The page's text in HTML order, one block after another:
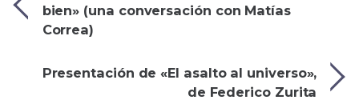
bien» (una conversación con Matías
Correa)
Presentación de «El asalto al universo»,
de Federico Zurita